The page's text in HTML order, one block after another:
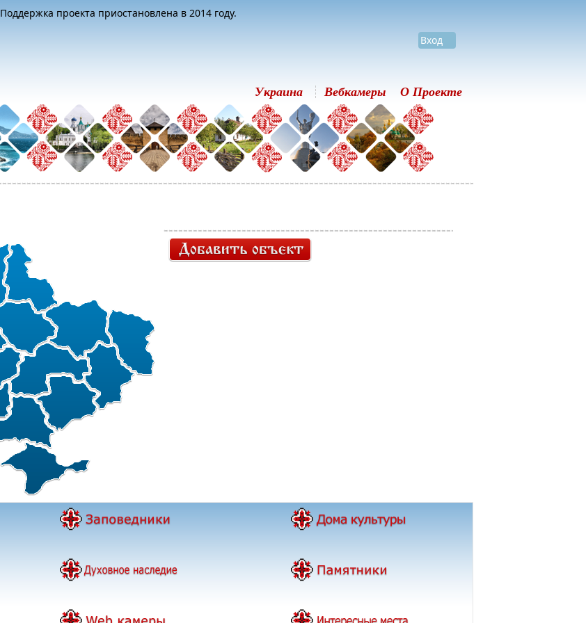
Поддержка проекта приостановлена в 2014 году.
Вход
Украина Вебкамеры О Проекте